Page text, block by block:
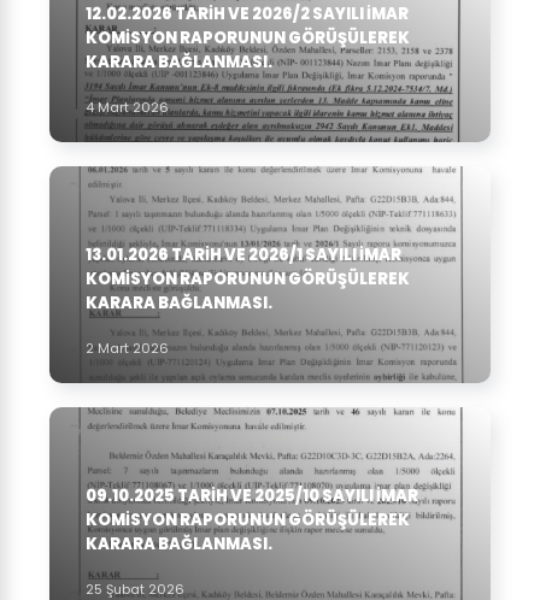
12.02.2026 TARIH VE 2026/2 SAYILI İMAR
KOMISYON RAPORUNUN GÖRÜŞÜLEREK
KARARA BAĞLANMASI.
4 Mart 2026
13.01.2026 TARIH VE 2026/1 SAYILI İMAR
KOMISYON RAPORUNUN GÖRÜŞÜLEREK
KARARA BAĞLANMASI.
2 Mart 2026
09.10.2025 TARIH VE 2025/10 SAYILI İMAR
KOMISYON RAPORUNUN GÖRÜŞÜLEREK
KARARA BAĞLANMASI.
25 Şubat 2026